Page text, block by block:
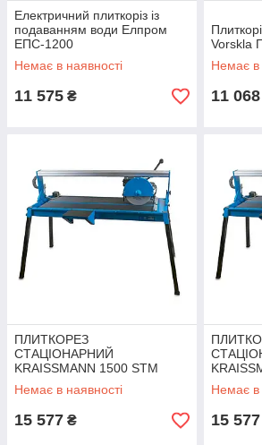
Електричний плиткоріз із
подаванням води Елпром
ЕПС-1200
Немає в наявності
11 575 ₴
Vorskla
Немає в
11 068
ПЛИТКОРЕЗ
СТАЦІОНАРНИЙ
KRAISSMANN 1500 STM
1020
Немає в наявності
15 577 ₴
1020 ®
Немає в
15 577